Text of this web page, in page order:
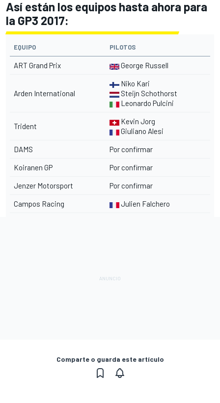
Así están los equipos hasta ahora para
la GP3 2017:
EQUIPO PILOTOS
ART Grand Prix George Russell
Arden International
Niko Kari
Steijn Schothorst
Leonardo Pulcini
Trident
Kevin Jorg
Giuliano Alesi
DAMS Por confirmar
Koiranen GP Por confirmar
Jenzer Motorsport Por confirmar
Campos Racing Julien Falchero
Comparte o guarda este artículo